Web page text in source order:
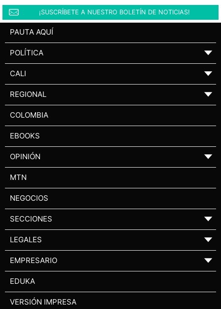
¡SUSCRÍBETE A NUESTRO BOLETÍN DE NOTICIAS!
PAUTA AQUÍ
POLÍTICA ▼
CALI ▼
REGIONAL ▼
COLOMBIA
EBOOKS
OPINIÓN ▼
MTN
NEGOCIOS
SECCIONES ▼
LEGALES ▼
EMPRESARIO ▼
EDUKA
VERSIÓN IMPRESA